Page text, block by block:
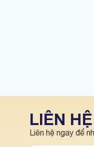
LIÊN HỆ
Liên hệ ngay để